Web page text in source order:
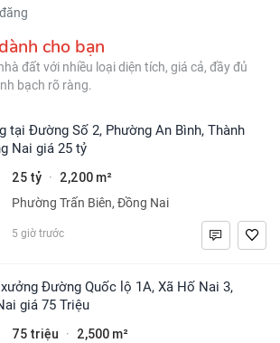
cho bạn
đất với nhiều loại diện tích, giá cả, đầy đủ
bạch rõ ràng.
Nai giá 25 tỷ
25 tỷ · 2,200 m²
Phường Trấn Biên, Đồng Nai
5 giờ trước
giá 75 Triệu
75 triệu · 2,500 m²